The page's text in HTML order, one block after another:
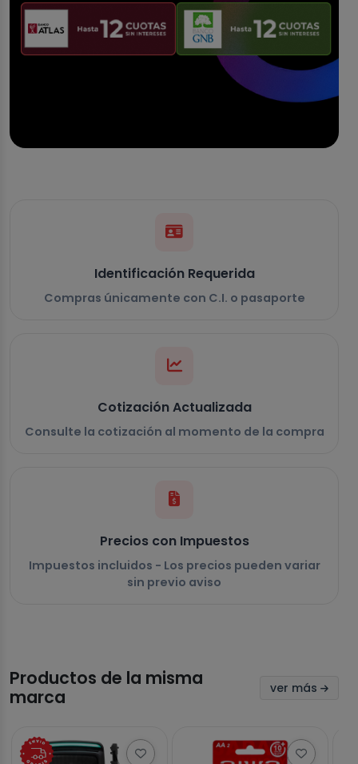
Identificación Requerida
Compras únicamente con C.I. o pasaporte
Cotización Actualizada
Consulte la cotización al momento de la compra
Precios con Impuestos
Impuestos incluidos - Los precios pueden variar
sin previo aviso
Productos de la misma
marca
ver más